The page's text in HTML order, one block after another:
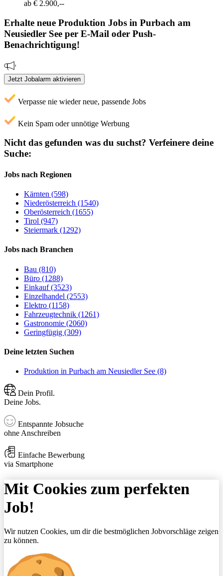
ab € 2.900,--
Erhalte neue Produktion Jobs in Purbach am
Neusiedler See per E-Mail oder Push-
Benachrichtigung!
Jetzt Jobalarm aktivieren
Verpasse nie wieder neue, passende Jobs
Kein Spam oder unnötige Werbung
Nicht das gefunden was du suchst? Verfeinere deine
Suche:
Jobs nach Regionen
Kärnten (598)
Niederösterreich (1540)
Oberösterreich (1655)
Tirol (947)
Steiermark (1292)
Jobs nach Branchen
Bau (810)
Büro (1288)
Einkauf (3523)
Einzelhandel (2553)
Elektro (1158)
Fahrzeugtechnik (1261)
Gastronomie (2060)
Geringfügig (309)
Deine letzten Suchen
Produktion in Purbach am Neusiedler See (8)
Dein Profil.
Deine Jobs.
Entspannte Jobsuche
ohne Anschreiben
Einfache Bewerbung
via Smartphone
Mit Cookies zum perfekten
Job!
Wir nutzen Cookies, um dir die bestmöglichen Jobvorschläge zeigen
zu können.